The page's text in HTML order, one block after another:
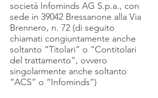
società Infominds AG S.p.a., con
sede in 39042 Bressanone alla Via
Brennero, n. 72 (di seguito
chiamati congiuntamente anche
soltanto “Titolari” o “Contitolari
del trattamento”, ovvero
singolarmente anche soltanto
“ACS” o “Infominds”)